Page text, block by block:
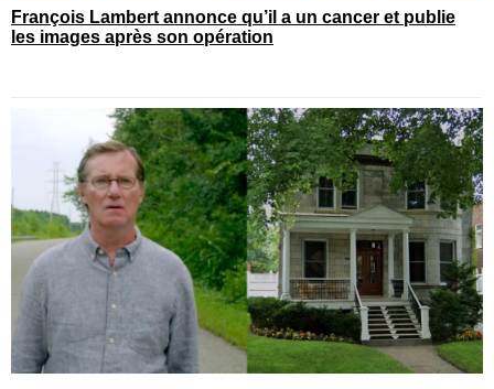
François Lambert annonce qu’il a un cancer et publie
les images après son opération